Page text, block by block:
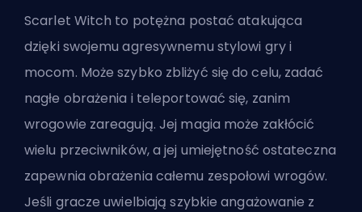
Scarlet Witch to potężna postać atakująca
dzięki swojemu agresywnemu stylowi gry i
mocom. Może szybko zbliżyć się do celu, zadać
nagłe obrażenia i teleportować się, zanim
wrogowie zareagują. Jej magia może zakłócić
wielu przeciwników, a jej umiejętność ostateczna
zapewnia obrażenia całemu zespołowi wrogów.
Jeśli gracze uwielbiają szybkie angażowanie z